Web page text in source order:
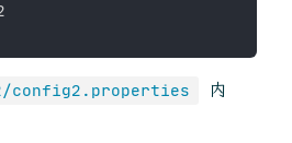
config2.properties
内